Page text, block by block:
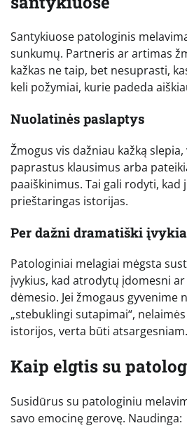
Santykiuose patologinis
sunkumų. Partneris ar artimas
kažkas ne taip, bet nesuprasti,
keli požymiai, kurie padeda
Nuolatinės paslaptys
Žmogus vis dažniau kažką
paprastus klausimus arba
paaiškinimus. Tai gali rodyti, kad
prieštaringas istorijas.
Per dažni dramatiški
Patologiniai melagiai mėgsta
įvykius, kad atrodytų įdomesni
dėmesio. Jei žmogaus gyvenime
„stebuklingi sutapimai“,
istorijos, verta būti atsargesniam.
Kaip elgtis su
Susidūrus su patologiniu
savo emocinę gerovę. Naudinga: